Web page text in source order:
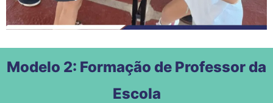
Modelo 2: Formação de Professor da
Escola